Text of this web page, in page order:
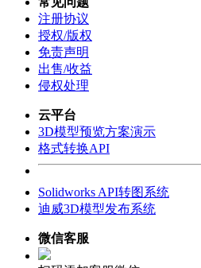
注册协议
授权/版权
免责声明
出售/收益
侵权处理
云平台
3D模型预览方案演示
格式转换API
Solidworks API转图系统
迪威3D模型发布系统
微信客服